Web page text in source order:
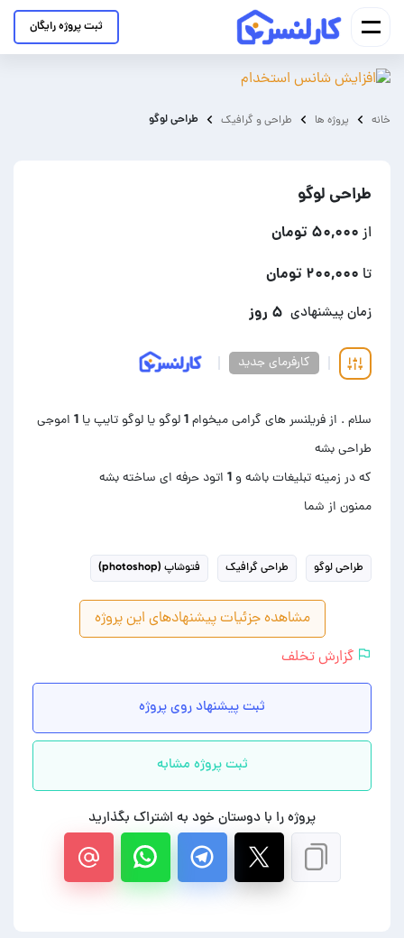
ثبت پروژه رایگان
خانه پروژه ها طراحی و گرافیک طراحی لوگو
طراحی لوگو
از ۵۰,۰۰۰ تومان
تا ۲۰۰,۰۰۰ تومان
زمان پیشنهادی ۵ روز
کارفرمای جدید
سلام . از فریلنسر های گرامی میخوام 1 لوگو یا لوگو تایپ یا 1 اموجی
ممنون از شما
طراحی لوگو طراحی گرافیک فتوشاپ (photoshop)
مشاهده جزئیات پیشنهادهای این پروژه
گزارش تخلف
ثبت پیشنهاد روی پروژه
ثبت پروژه مشابه
پروژه را با دوستان خود به اشتراک بگذارید